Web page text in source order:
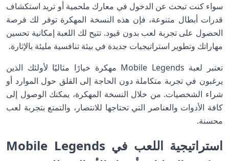
سواء كنت تبحث عن الدخول في معارك ملحمية أو تريد استكشاف
قدرات أبطال متنوعة، فإن هذه النسخة المهكرة توفر لك فرصة
الحصول على تجربة لعب بدون قيود. تتيح لك اللعبة إمكانية تحسين
مهاراتك وتطوير استراتيجيات جديدة في بيئة تنافسية مليئة بالإثارة.
تعتبر لعبة Mobile Legends مهكرة خيارًا مثاليًا لأولئك الذين
يرغبون في تجربة متكاملة دون الحاجة إلى القلق حول الموارد أو
شراء الشخصيات. من خلال النسخة المهكرة، يمكنك الوصول إلى
كافة الأدوات والعناصر التي تحتاجها للانتصار، والتمتع بتجربة لعب
محسنة.
استراتيجية اللعب في Mobile Legends